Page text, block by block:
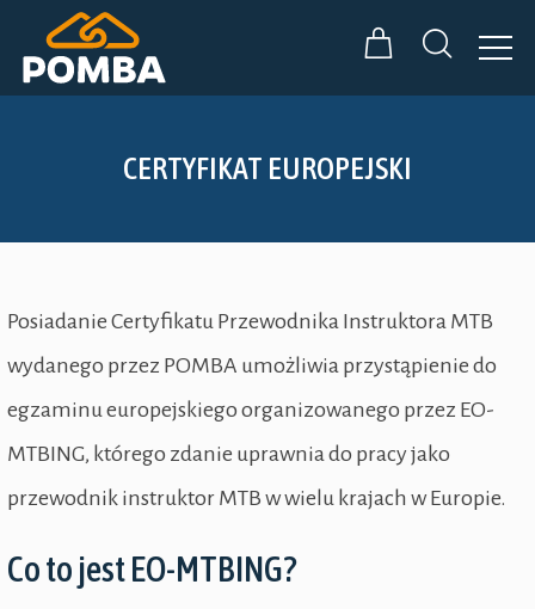
CERTYFIKAT EUROPEJSKI
Posiadanie Certyfikatu Przewodnika Instruktora MTB
wydanego przez POMBA umożliwia przystąpienie do
egzaminu europejskiego organizowanego przez EO-
MTBING, którego zdanie uprawnia do pracy jako
przewodnik instruktor MTB w wielu krajach w Europie.
Co to jest EO-MTBING?